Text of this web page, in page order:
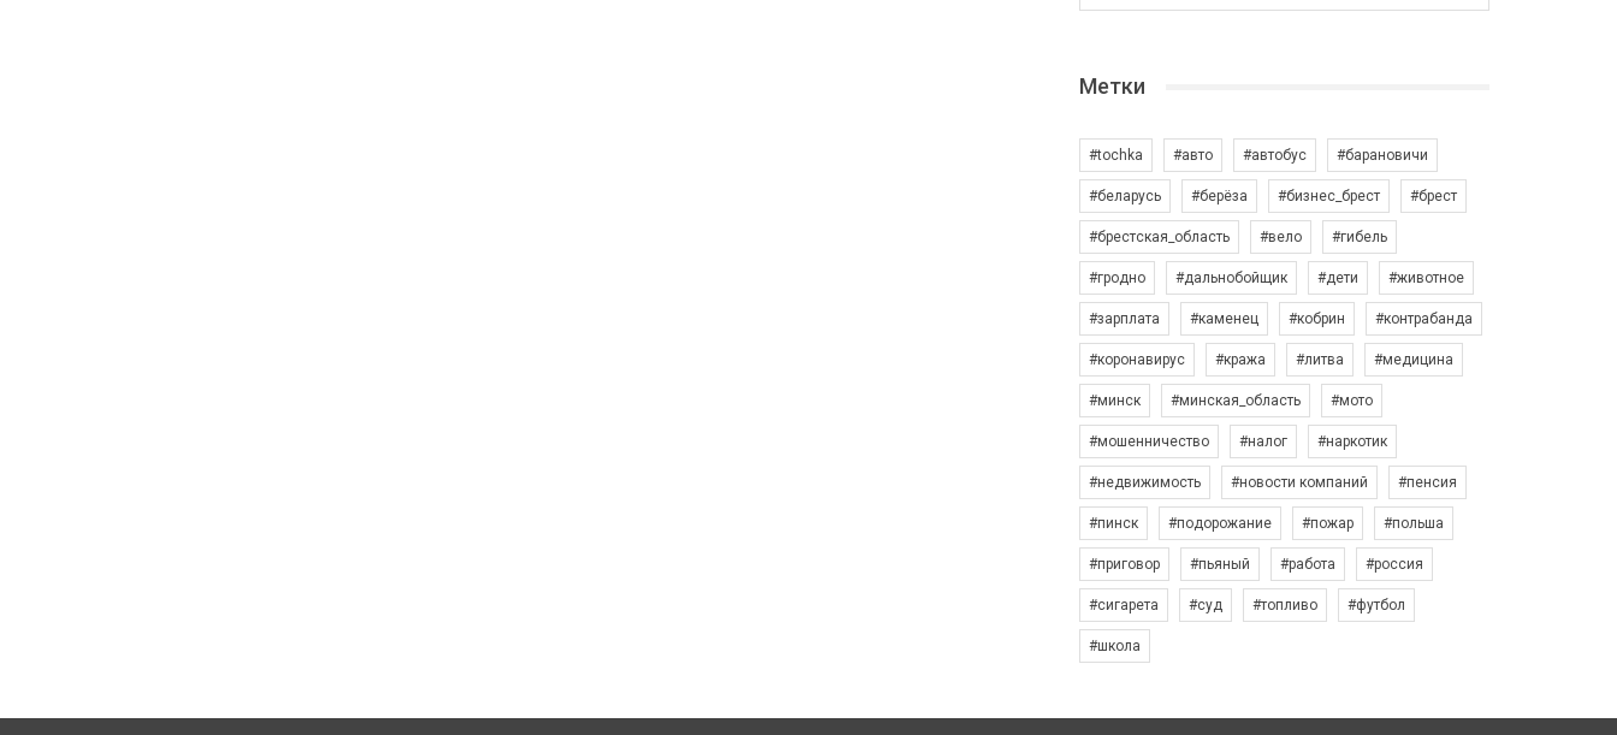
Метки
#tochka #авто #автобус #барановичи
#беларусь #берёза #бизнес_брест #брест
#брестская_область #вело #гибель
#гродно #дальнобойщик #дети #животное
#зарплата #каменец #кобрин #контрабанда
#коронавирус #кража #литва #медицина
#минск #минская_область #мото
#мошенничество #налог #наркотик
#недвижимость #новости компаний #пенсия
#пинск #подорожание #пожар #польша
#приговор #пьяный #работа #россия
#сигарета #суд #топливо #футбол
#школа